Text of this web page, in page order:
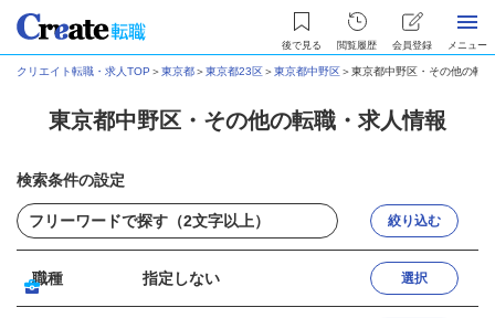
後で見る 閲覧履歴 会員登録 メニュー
クリエイト転職・求人TOP ＞東京都＞東京都23区＞東京都中野区＞東京都中野区・その他の転
東京都中野区・その他の転職・求人情報
検索条件の設定
絞り込む
職種 指定しない 選択